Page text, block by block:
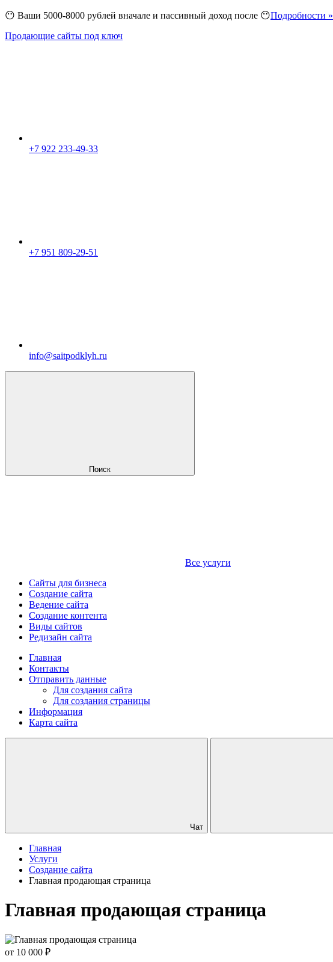
😶 Ваши 5000-8000 рублей вначале и пассивный доход после 😶Подробности »
Продающие сайты под ключ
+7 922 233-49-33
+7 951 809-29-51
info@saitpodklyh.ru
Поиск
Все услуги
Сайты для бизнеса
Создание сайта
Ведение сайта
Создание контента
Виды сайтов
Редизайн сайта
Главная
Контакты
Отправить данные
Для создания сайта
Для создания страницы
Информация
Карта сайта
Чат
Главная
Услуги
Создание сайта
Главная продающая страница
Главная продающая страница
от 10 000 ₽